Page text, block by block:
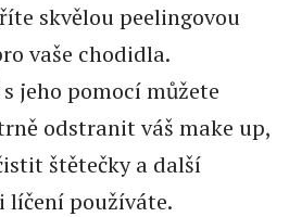
skvělou peelingovou
vaše chodidla.
jeho pomocí můžete
odstranit váš make up,
štětečky a další
líčení používáte.